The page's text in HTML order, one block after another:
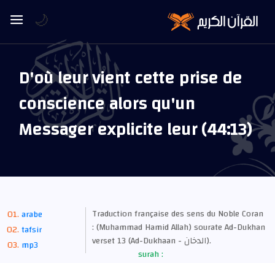
D'où leur vient cette prise de
conscience alors qu'un
Messager explicite leur (44:13)
arabe
tafsir
mp3
Traduction française des sens du Noble Coran
: (Muhammad Hamid Allah) sourate Ad-Dukhan
verset 13 (Ad-Dukhaan - الدخان).
surah :
🌙